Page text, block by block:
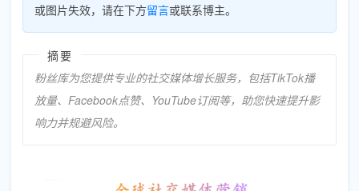
或图片失效，请在下方留言或联系博主。
摘要
粉丝库为您提供专业的社交媒体增长服务，包括TikTok播
放量、Facebook点赞、YouTube订阅等，助您快速提升影
响力并规避风险。